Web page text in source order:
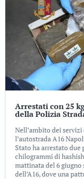
Arrestati con 25
della Polizia
Nell’ambito dei
l’autostrada A16
Stato ha arrestato due
chilogrammi di
mattinata del 6 giugno
dell’A16, dove una